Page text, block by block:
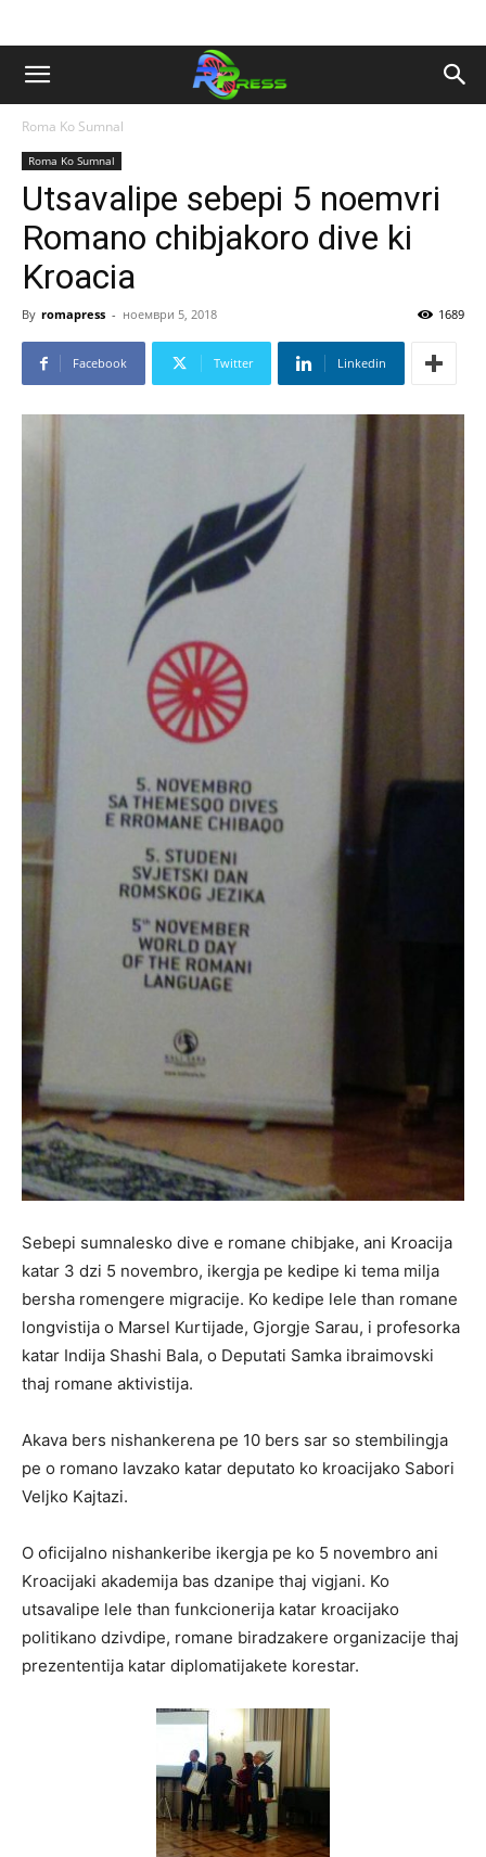
Roma Ko Sumnal
Roma Ko Sumnal
Utsavalipe sebepi 5 noemvri
Romano chibjakoro dive ki
Kroacia
By romapress - ноември 5, 2018 1689
Facebook Twitter Linkedin
Sebepi sumnalesko dive e romane chibjake, ani Kroacija
katar 3 dzi 5 novembro, ikergja pe kedipe ki tema milja
bersha romengere migracije. Ko kedipe lele than romane
longvistija o Marsel Kurtijade, Gjorgje Sarau, i profesorka
katar Indija Shashi Bala, o Deputati Samka ibraimovski
thaj romane aktivistija.
Akava bers nishankerena pe 10 bers sar so stembilingja
pe o romano lavzako katar deputato ko kroacijako Sabori
Veljko Kajtazi.
O oficijalno nishankeribe ikergja pe ko 5 novembro ani
Kroacijaki akademija bas dzanipe thaj vigjani. Ko
utsavalipe lele than funkcionerija katar kroacijako
politikano dzivdipe, romane biradzakere organizacije thaj
prezententija katar diplomatijakete korestar.